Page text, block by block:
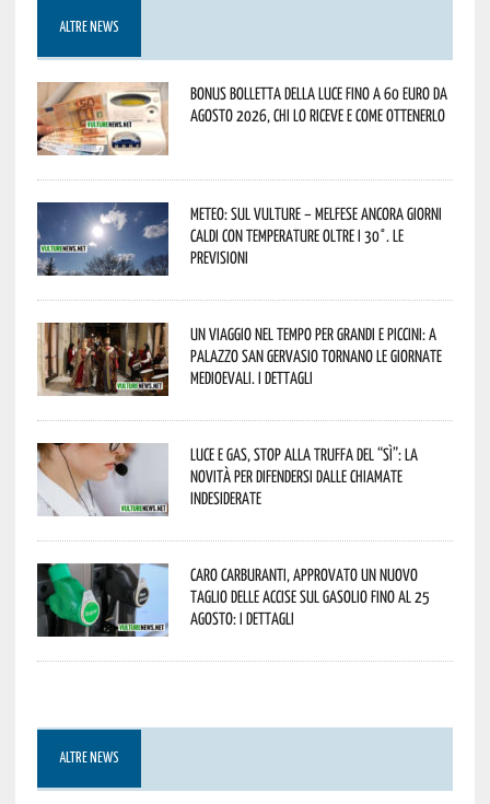
ALTRE NEWS
Bonus bolletta della luce fino a 60 euro da
agosto 2026, chi lo riceve e come ottenerlo
Meteo: sul Vulture – melfese ancora giorni
caldi con temperature oltre i 30°. Le
previsioni
Un viaggio nel tempo per grandi e piccini: a
Palazzo San Gervasio tornano le Giornate
Medioevali. I dettagli
Luce e gas, stop alla truffa del “Sì”: la
novità per difendersi dalle chiamate
indesiderate
Caro carburanti, approvato un nuovo
taglio delle accise sul gasolio fino al 25
agosto: i dettagli
ALTRE NEWS